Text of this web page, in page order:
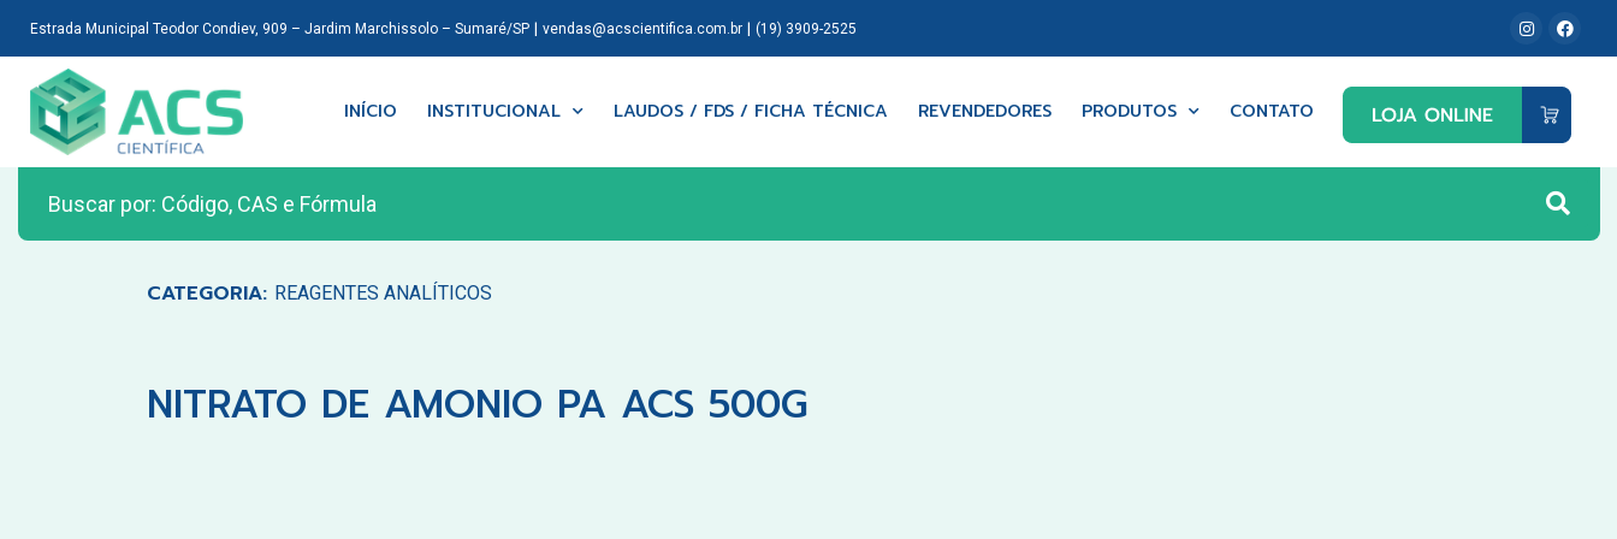
Estrada Municipal Teodor Condiev, 909 – Jardim Marchissolo – Sumaré/SP| vendas@acscientifica.com.br| (19) 3909-2525
INÍCIO INSTITUCIONAL LAUDOS / FDS / FICHA TÉCNICA REVENDEDORES PRODUTOS CONTATO
CATEGORIA: REAGENTES ANALÍTICOS
NITRATO DE AMONIO PA ACS 500G